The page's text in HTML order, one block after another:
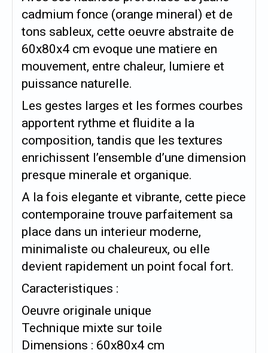
cadmium fonce (orange mineral) et de
tons sableux, cette oeuvre abstraite de
60x80x4 cm evoque une matiere en
mouvement, entre chaleur, lumiere et
puissance naturelle.
Les gestes larges et les formes courbes
apportent rythme et fluidite a la
composition, tandis que les textures
enrichissent l’ensemble d’une dimension
presque minerale et organique.
A la fois elegante et vibrante, cette piece
contemporaine trouve parfaitement sa
place dans un interieur moderne,
minimaliste ou chaleureux, ou elle
devient rapidement un point focal fort.
Caracteristiques :
Oeuvre originale unique
Technique mixte sur toile
Dimensions : 60x80x4 cm